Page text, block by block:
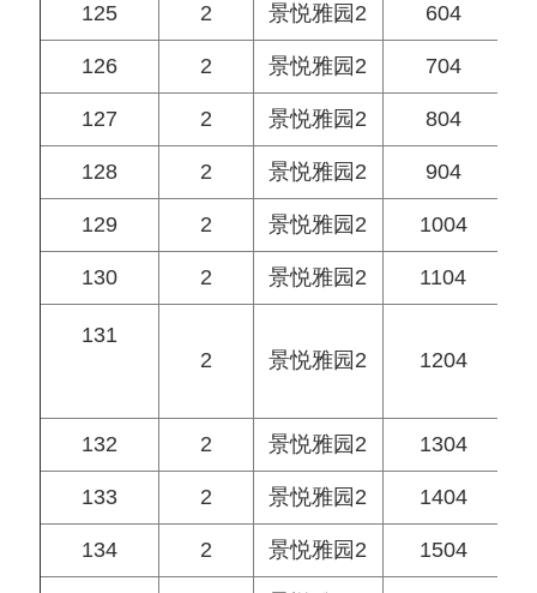
125 2 景悦雅园2 604
126 2 景悦雅园2 704
127 2 景悦雅园2 804
128 2 景悦雅园2 904
129 2 景悦雅园2 1004
130 2 景悦雅园2 1104
131
2
景悦雅园2 1204
132 2 景悦雅园2 1304
133 2 景悦雅园2 1404
134 2 景悦雅园2 1504